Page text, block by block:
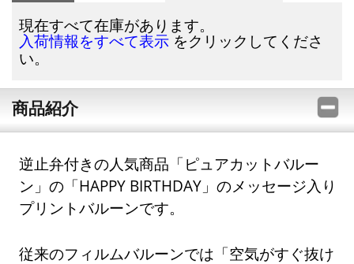
現在すべて在庫があります。
入荷情報をすべて表示 をクリックしてくださ
い。
商品紹介
逆止弁付きの人気商品「ピュアカットバルー
ン」の「HAPPY BIRTHDAY」のメッセージ入り
プリントバルーンです。
従来のフィルムバルーンでは「空気がすぐ抜け